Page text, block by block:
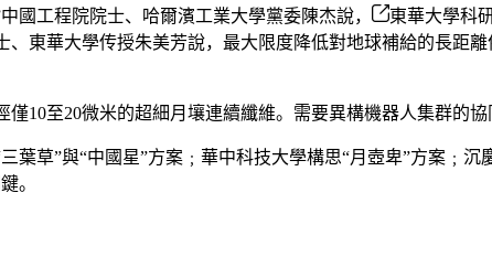
國工程院院士、哈爾濱工業大學黨委陳杰說，
東華大學科
東華大學传授朱美芳說，最大限度降低對地球補給的長距
至20微米的超細月壤連續纖維。需要異構機器人集群的協
”與“中國星”方案﹔華中科技大學構思“月壺卑”方案﹔沉
。